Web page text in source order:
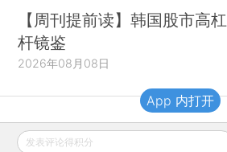
【周刊提前读】韩国股市高杠
杆镜鉴
2026年08月08日
财新移动
发表评论得积分
App 内打开